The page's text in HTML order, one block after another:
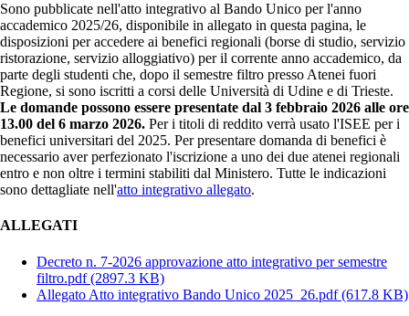
Sono pubblicate nell'atto integrativo al Bando Unico per l'anno
accademico 2025/26, disponibile in allegato in questa pagina, le
disposizioni per accedere ai benefici regionali (borse di studio, servizio
ristorazione, servizio alloggiativo) per il corrente anno accademico, da
parte degli studenti che, dopo il semestre filtro presso Atenei fuori
Regione, si sono iscritti a corsi delle Università di Udine e di Trieste.
Le domande possono essere presentate dal 3 febbraio 2026 alle ore
13.00 del 6 marzo 2026. Per i titoli di reddito verrà usato l'ISEE per i
benefici universitari del 2025. Per presentare domanda di benefici è
necessario aver perfezionato l'iscrizione a uno dei due atenei regionali
entro e non oltre i termini stabiliti dal Ministero. Tutte le indicazioni
sono dettagliate nell'atto integrativo allegato.
ALLEGATI
Decreto n. 7-2026 approvazione atto integrativo per semestre
filtro.pdf(2897.3 KB)
Allegato Atto integrativo Bando Unico 2025_26.pdf(617.8 KB)